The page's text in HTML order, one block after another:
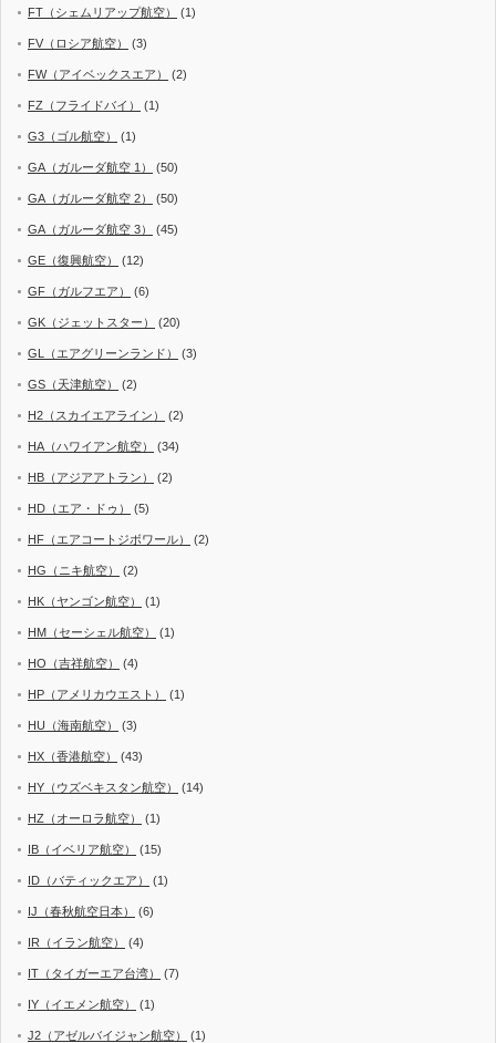
FT（シェムリアップ航空） (1)
FV（ロシア航空） (3)
FW（アイベックスエア） (2)
FZ（フライドバイ） (1)
G3（ゴル航空） (1)
GA（ガルーダ航空 1） (50)
GA（ガルーダ航空 2） (50)
GA（ガルーダ航空 3） (45)
GE（復興航空） (12)
GF（ガルフエア） (6)
GK（ジェットスター） (20)
GL（エアグリーンランド） (3)
GS（天津航空） (2)
H2（スカイエアライン） (2)
HA（ハワイアン航空） (34)
HB（アジアアトラン） (2)
HD（エア・ドゥ） (5)
HF（エアコートジボワール） (2)
HG（ニキ航空） (2)
HK（ヤンゴン航空） (1)
HM（セーシェル航空） (1)
HO（吉祥航空） (4)
HP（アメリカウエスト） (1)
HU（海南航空） (3)
HX（香港航空） (43)
HY（ウズベキスタン航空） (14)
HZ（オーロラ航空） (1)
IB（イベリア航空） (15)
ID（バティックエア） (1)
IJ（春秋航空日本） (6)
IR（イラン航空） (4)
IT（タイガーエア台湾） (7)
IY（イエメン航空） (1)
J2（アゼルバイジャン航空） (1)